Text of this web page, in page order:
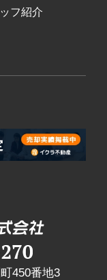
フ紹介
450番地3